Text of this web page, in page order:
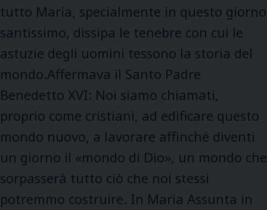
tutto Maria, specialmente in questo giorno
santissimo, dissipa le tenebre con cui le
astuzie degli uomini tessono la storia del
mondo.Affermava il Santo Padre
Benedetto XVI: Noi siamo chiamati,
proprio come cristiani, ad edificare questo
mondo nuovo, a lavorare affinché diventi
un giorno il «mondo di Dio», un mondo che
sorpasserà tutto ciò che noi stessi
potremmo costruire. In Maria Assunta in